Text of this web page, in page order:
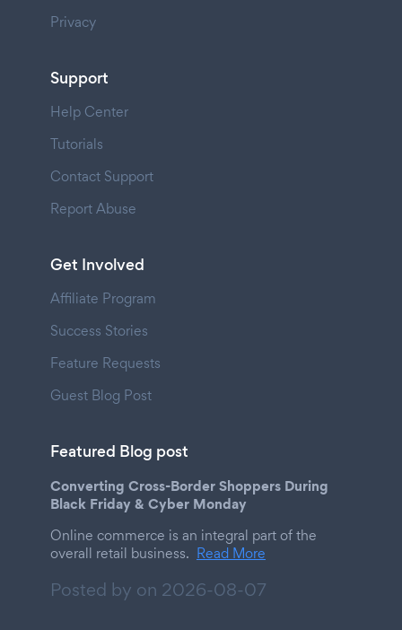
Privacy
Support
Help Center
Tutorials
Contact Support
Report Abuse
Get Involved
Affiliate Program
Success Stories
Feature Requests
Guest Blog Post
Featured Blog post
Converting Cross-Border Shoppers During
Black Friday & Cyber Monday
Online commerce is an integral part of the
overall retail business. Read More
Posted by on 2026-08-07